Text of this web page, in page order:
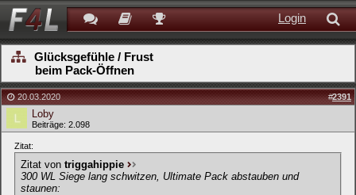
Login
Glücksgefühle / Frust
beim Pack-Öffnen
20.03.2020 #2391
Loby
Beiträge: 2.098
Zitat:
Zitat von triggahippie
300 WL Siege lang schwitzen, Ultimate Pack abstauben und
staunen: